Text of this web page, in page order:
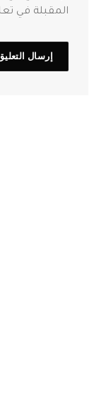
المقبلة في